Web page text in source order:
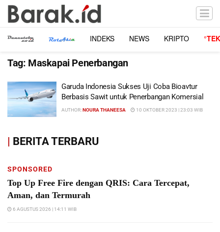
INDEKS NEWS KRIPTO
Tag: Maskapai Penerbangan
Garuda Indonesia Sukses Uji Coba Bioavtur
Berbasis Sawit untuk Penerbangan Komersial
AUTHOR:NOURA THANEESA 10 OKTOBER 2023 | 23:03 WIB
| BERITA TERBARU
SPONSORED
Top Up Free Fire dengan QRIS: Cara Tercepat,
Aman, dan Termurah
6 AGUSTUS 2026 | 14:11 WIB